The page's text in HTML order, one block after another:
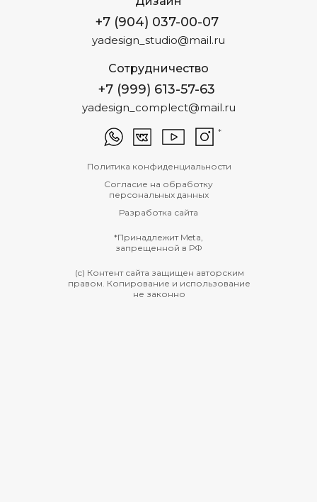
*Принадлежит Meta,
запрещенной в РФ
Сотрудничество
+7 (999) 613-57-63
yadesign_complect@mail.ru
+7 (904) 037-00-07
yadesign_studio@mail.ru
Разработка сайта
Политика конфиденциальности
Согласие на обработку
персональных данных
(c) Контент сайта защищен авторским
правом. Копирование и использование
не законно
*